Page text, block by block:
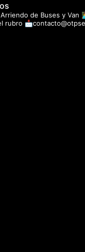
de Buses y Van
rubro